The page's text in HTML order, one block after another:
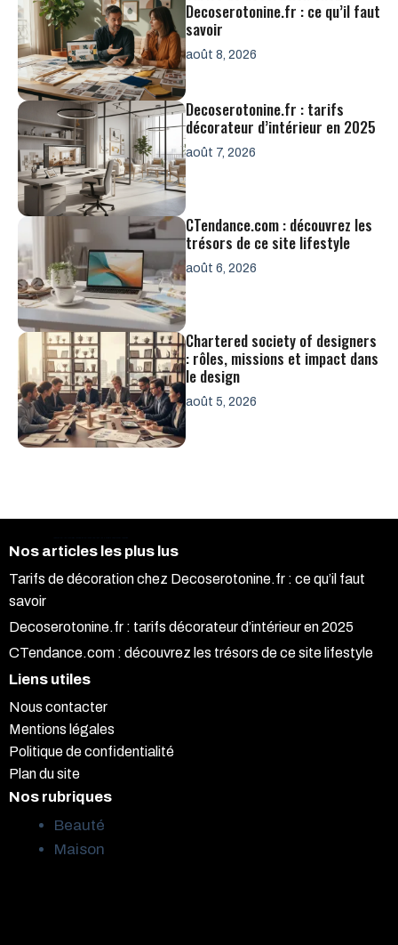
Decoserotonine.fr : ce qu’il faut
savoir
août 8, 2026
Decoserotonine.fr : tarifs
décorateur d’intérieur en 2025
août 7, 2026
CTendance.com : découvrez les
trésors de ce site lifestyle
août 6, 2026
Chartered society of designers
: rôles, missions et impact dans
le design
août 5, 2026
Nos articles les plus lus
Tarifs de décoration chez Decoserotonine.fr : ce qu’il faut
savoir
Decoserotonine.fr : tarifs décorateur d’intérieur en 2025
CTendance.com : découvrez les trésors de ce site lifestyle
Liens utiles
Nous contacter
Mentions légales
Politique de confidentialité
Plan du site
Nos rubriques
Beauté
Maison